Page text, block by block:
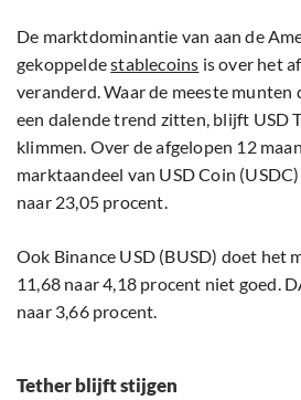
De marktdominantie van aan de
gekoppeldestablecoins is over het
veranderd. Waar de meeste munten
een dalende trend zitten, blijft USD
klimmen. Over de afgelopen 12
marktaandeel van USD Coin
naar 23,05 procent.
Ook Binance USD (BUSD) doet het
11,68 naar 4,18 procent niet goed.
naar 3,66 procent.
Tether blijft stijgen